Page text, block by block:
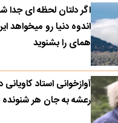
اگر دلتان لحظه ای جدا
اندوه دنیا رو میخواهد
همای را بشنوید
آوازخوانی استاد
رعشه به جان هر شنونده